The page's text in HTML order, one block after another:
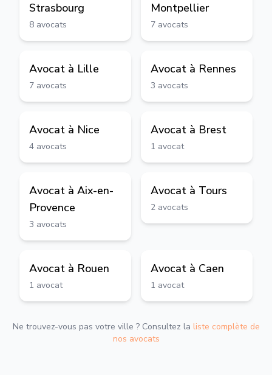
Strasbourg
8 avocats
Montpellier
7 avocats
Avocat à Lille
7 avocats
Avocat à Rennes
3 avocats
Avocat à Nice
4 avocats
Avocat à Brest
1 avocat
Avocat à Aix-en-
Provence
3 avocats
Avocat à Tours
2 avocats
Avocat à Rouen
1 avocat
Avocat à Caen
1 avocat
Ne trouvez-vous pas votre ville ? Consultez la liste complète de
nos avocats